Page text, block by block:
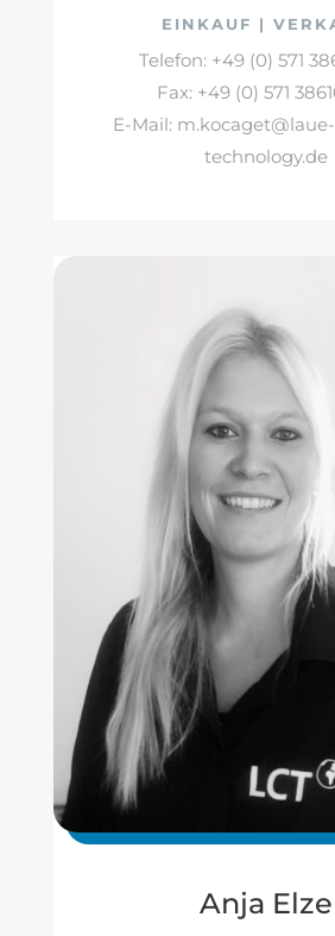
EINKAUF |
Telefon: +49 (0) 571
Fax: +49 (0) 571
E-Mail:
technology.de
Anja Elze